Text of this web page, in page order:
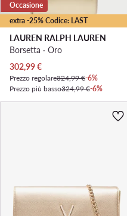
extra -25% Codice: LAST
Occasione
LAUREN RALPH LAUREN
Borsetta · Oro
Prezzo attuale
302,99€
Prezzo regolare324,99 €-6%
Prezzo più basso324,99 €-6%